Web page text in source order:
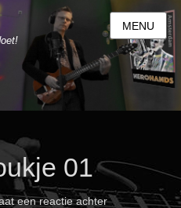
MENU
01
een reactie achter